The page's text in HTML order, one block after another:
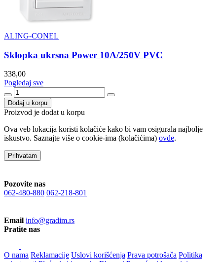
ALING-CONEL
Sklopka ukrsna Power 10A/250V PVC
338,00
Pogledaj sve
Dodaj u korpu
Proizvod je dodat u korpu
Ova veb lokacija koristi kolačiće kako bi vam osigurala najbolje
iskustvo. Saznajte više o cookie-ima (kolačićima) ovde.
Prihvatam
Pozovite nas
062-480-880 062-218-801
Email info@gradim.rs
Pratite nas
O nama Reklamacije Uslovi korišćenja Prava potrošača Politika